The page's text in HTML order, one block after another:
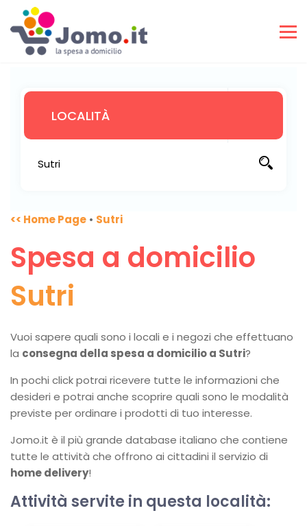
<< Home Page • Sutri
Spesa a domicilio
Sutri
Vuoi sapere quali sono i locali e i negozi che effettuano
la consegna della spesa a domicilio a Sutri?
In pochi click potrai ricevere tutte le informazioni che
desideri e potrai anche scoprire quali sono le modalità
previste per ordinare i prodotti di tuo interesse.
Jomo.it è il più grande database italiano che contiene
tutte le attività che offrono ai cittadini il servizio di
home delivery!
Attività servite in questa località: